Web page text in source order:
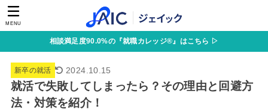
MENU
相談満足度90.0%の『就職カレッジ®』はこちら ▷
新卒の就活 2024.10.15
就活で失敗してしまったら？その理由と回避方
法・対策を紹介！